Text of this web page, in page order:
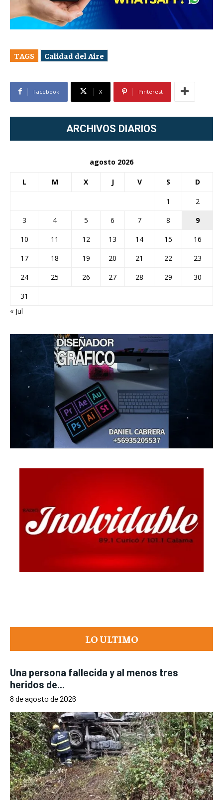
TAGS Calidad del Aire
Facebook X Pinterest
ARCHIVOS DIARIOS
agosto 2026
L M X J V S D
1
2
3
4 5 6 7 8
9
10
11 12 13 14 15
16
17
18 19 20 21 22
23
24
25 26 27 28 29
30
31
« Jul
LO ULTIMO
Una persona fallecida y al menos tres
heridos de...
8 de agosto de 2026